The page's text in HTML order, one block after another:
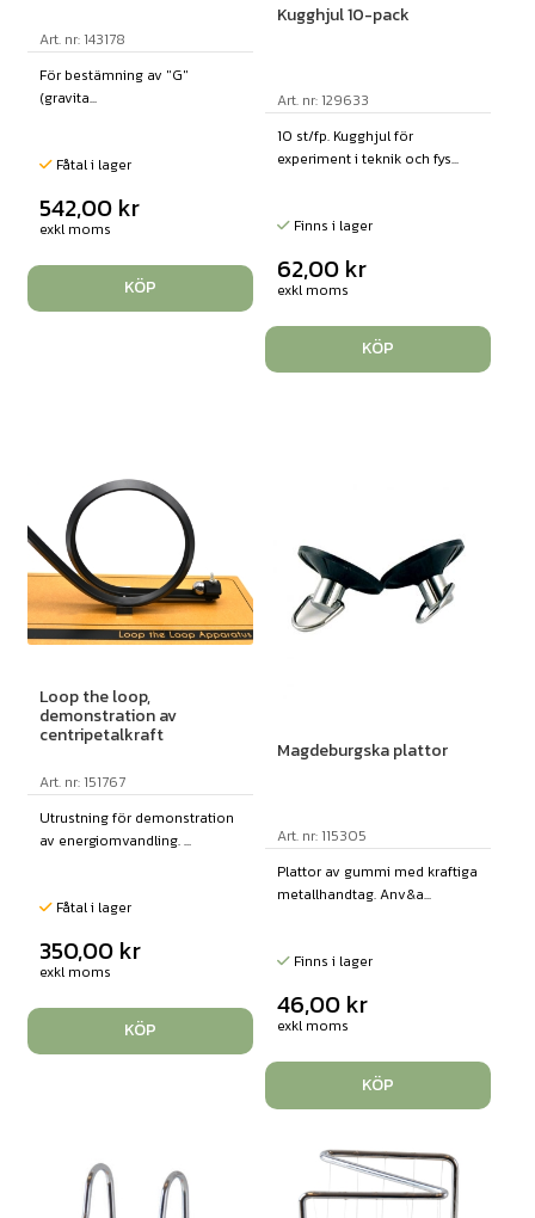
Art. nr: 143178
För bestämning av "G"
(gravita...
Fåtal i lager
542,00 kr
exkl moms
KÖP
Kugghjul 10-pack
Art. nr: 129633
10 st/fp. Kugghjul för
experiment i teknik och fys...
Finns i lager
62,00 kr
exkl moms
KÖP
Loop the loop,
demonstration av
centripetalkraft
Art. nr: 151767
Utrustning för demonstration
av energiomvandling. ...
Fåtal i lager
350,00 kr
exkl moms
KÖP
Magdeburgska plattor
Art. nr: 115305
Plattor av gummi med kraftiga
metallhandtag. Anv&a...
Finns i lager
46,00 kr
exkl moms
KÖP